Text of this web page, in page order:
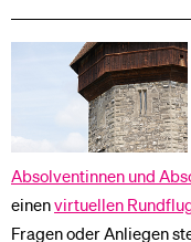
Absolventinnen und
einenvirtuellen
Fragen oder Anliegen